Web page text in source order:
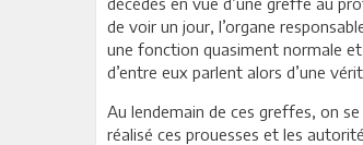
de voir un jour, l’organe
une fonction quasiment normale
d’entre eux parlent alors d’une
Au lendemain de ces greffes, on
réalisé ces prouesses et les